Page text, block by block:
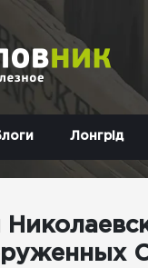
Лонгрід